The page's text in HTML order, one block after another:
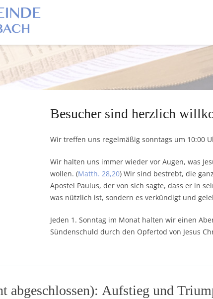
Besucher sind herzlich
Wir treffen uns regelmäßig sonntags um 10:00
Wir halten uns immer wieder vor Augen, was
wollen. (Matth. 28,20) Wir sind bestrebt, die
Apostel Paulus, der von sich sagte, dass er in
was nützlich ist, sondern es verkündigt und
Jeden 1. Sonntag im Monat halten wir einen
Sündenschuld durch den Opfertod von Jesus
abgeschlossen): Aufstieg und